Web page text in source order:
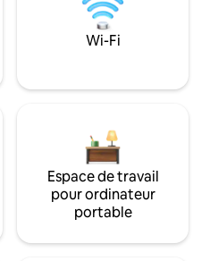
Wi-Fi
Espace de travail
pour ordinateur
portable